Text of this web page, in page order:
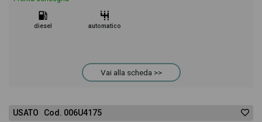
diesel automatico
Vai alla scheda >>
USATO Cod. 006U4175